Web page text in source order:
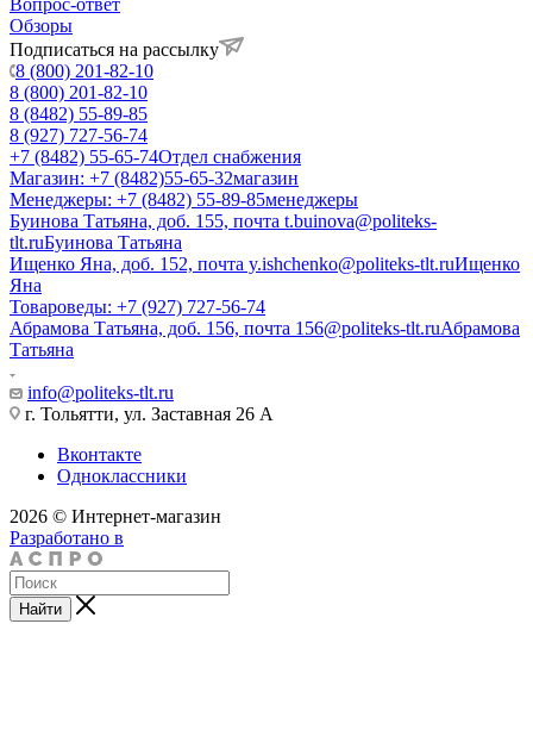
Вопрос-ответ
Обзоры
Подписаться на рассылку
8 (800) 201-82-10
8 (800) 201-82-10
8 (8482) 55-89-85
8 (927) 727-56-74
+7 (8482) 55-65-74Отдел снабжения
Магазин: +7 (8482)55-65-32магазин
Менеджеры: +7 (8482) 55-89-85менеджеры
Буинова Татьяна, доб. 155, почта t.buinova@politeks-
tlt.ruБуинова Татьяна
Ищенко Яна, доб. 152, почта y.ishchenko@politeks-tlt.ruИщенко
Яна
Товароведы: +7 (927) 727-56-74
Абрамова Татьяна, доб. 156, почта 156@politeks-tlt.ruАбрамова
Татьяна
info@politeks-tlt.ru
г. Тольятти, ул. Заставная 26 А
Вконтакте
Одноклассники
2026 © Интернет-магазин
Разработано в
Найти